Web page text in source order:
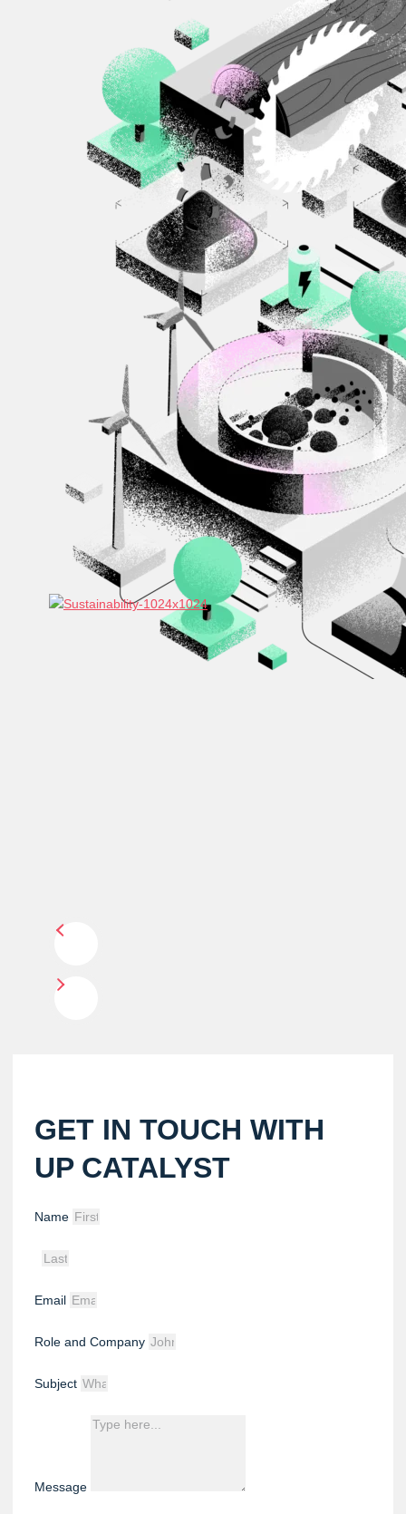
GET IN TOUCH WITH
UP CATALYST
Name
Email
Role and Company
Subject
Message